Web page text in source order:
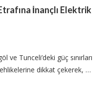
İnançlı Elektrik
ve Tunceli’deki güç sınırları
dikkat çekerek, …